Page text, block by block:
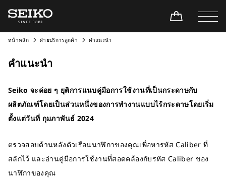
หน้าหลัก ฝ่ายบริการลูกค้า คำแนะนำ
คำแนะนำ
Seiko จะค่อย ๆ ยุติการแนบคู่มือการใช้งานที่เป็นกระดาษกับ
ผลิตภัณฑ์โดยเป็นส่วนหนึ่งของการทำงานแบบไร้กระดาษโดยเริ่ม
ตั้งแต่วันที่ กุมภาพันธ์ 2024
ตรวจสอบด้านหลังตัวเรือนนาฬิกาของคุณเพื่อหารหัส Caliber ที่
สลักไว้ และอ่านคู่มือการใช้งานที่สอดคล้องกับรหัส Caliber ของ
นาฬิกาของคุณ